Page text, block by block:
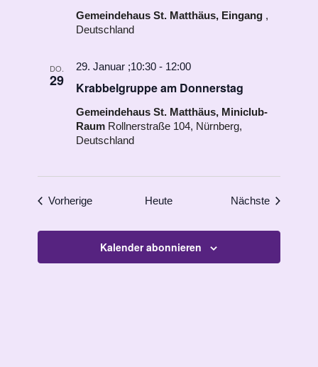
Gemeindehaus St. Matthäus, Eingang ,
Deutschland
DO.
29 Krabbelgruppe am Donnerstag
29. Januar ;10:30 - 12:00
Gemeindehaus St. Matthäus, Miniclub-
Raum Rollnerstraße 104, Nürnberg,
Deutschland
VorherigeVeranstaltungen
Heute Nächste
Kalender abonnieren